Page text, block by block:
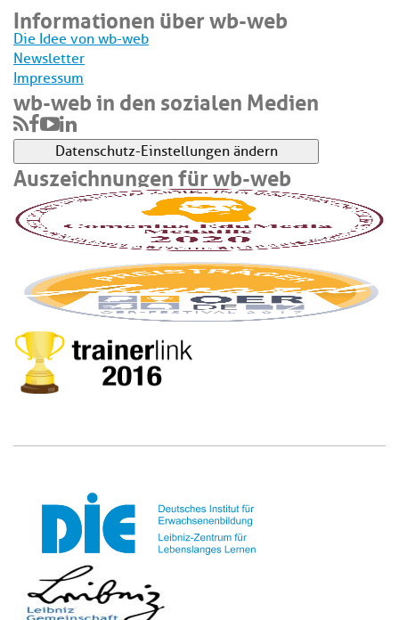
Informationen über wb-web
Die Idee von wb-web
Newsletter
Impressum
wb-web in den sozialen Medien
Datenschutz-Einstellungen ändern
Auszeichnungen für wb-web